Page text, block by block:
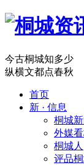
今古桐城知多少
纵横文都点春秋
首页
新 · 信息
桐城
外媒
桐城人
评品